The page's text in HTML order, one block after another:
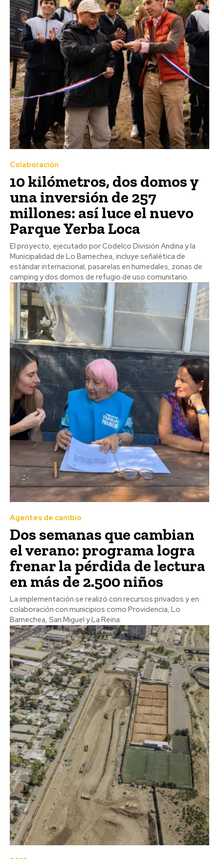
Colaboración
10 kilómetros, dos domos y
una inversión de 257
millones: así luce el nuevo
Parque Yerba Loca
El proyecto, ejecutado por Codelco División Andina y la
Municipalidad de Lo Barnechea, incluye señalética de
estándar internacional, pasarelas en humedales, zonas de
camping y dos domos de refugio de uso comunitario.
Agentes de cambio
Dos semanas que cambian
el verano: programa logra
frenar la pérdida de lectura
en más de 2.500 niños
La implementación se realizó con recursos privados y en
colaboración con municipios como Providencia, Lo
Barnechea, San Miguel y La Reina.